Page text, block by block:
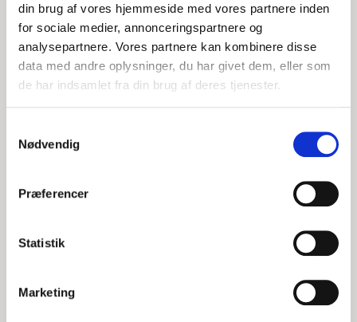
din brug af vores hjemmeside med vores partnere inden
for sociale medier, annonceringspartnere og
analysepartnere. Vores partnere kan kombinere disse
data med andre oplysninger, du har givet dem, eller som
de har indsamlet fra din brug af deres tjenester.
Nødvendig
Præferencer
Statistik
Marketing
3 OPGAVER PÅ STRIBE
DSRS i Faxe Ladeplads blev anmodet om assistance til en
jolle med motorproblemer i Bøgestrømmen. Snart efter afgik